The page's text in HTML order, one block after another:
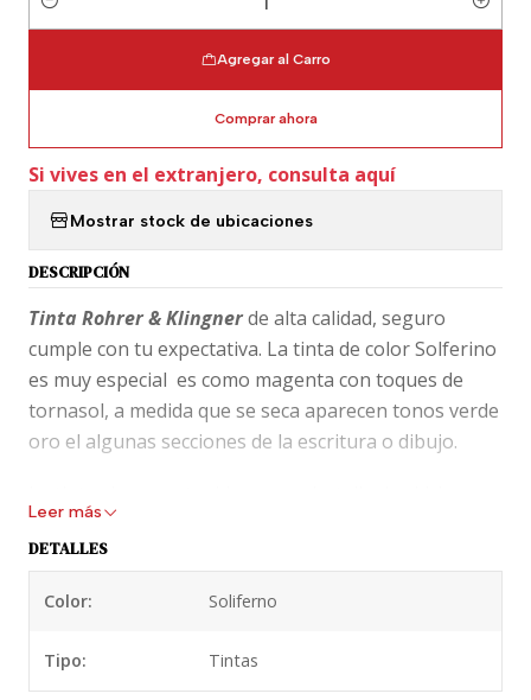
Cantidad
Agregar al Carro
Comprar ahora
Si vives en el extranjero, consulta aquí
Mostrar stock de ubicaciones
DESCRIPCIÓN
Tinta Rohrer & Klingnerde alta calidad, seguro
cumple con tu expectativa. La tinta de color Solferino
es muy especial es como magenta con toques de
tornasol, a medida que se seca aparecen tonos verde
oro el algunas secciones de la escritura o dibujo.
como las de jarabe de vidrio café para que la acción
de la luz solar no deteriore la calidad de la tinta con el
donde tengas la tinta a la vista ;-)
Leer más
DETALLES
Color: Soliferno
Tipo: Tintas